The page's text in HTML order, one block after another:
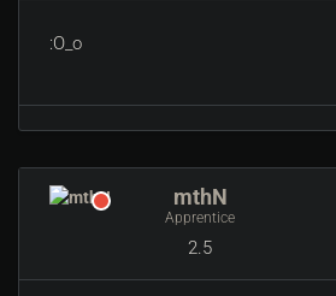
:O_o
mthN
Apprentice
2.5